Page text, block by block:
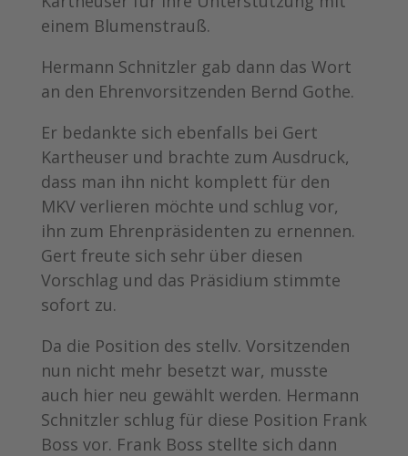
einem Blumenstrauß.
Hermann Schnitzler gab dann das Wort
an den Ehrenvorsitzenden Bernd Gothe.
Er bedankte sich ebenfalls bei Gert
Kartheuser und brachte zum Ausdruck,
dass man ihn nicht komplett für den
MKV verlieren möchte und schlug vor,
ihn zum Ehrenpräsidenten zu ernennen.
Gert freute sich sehr über diesen
Vorschlag und das Präsidium stimmte
sofort zu.
Da die Position des stellv. Vorsitzenden
nun nicht mehr besetzt war, musste
auch hier neu gewählt werden. Hermann
Schnitzler schlug für diese Position Frank
Boss vor. Frank Boss stellte sich dann